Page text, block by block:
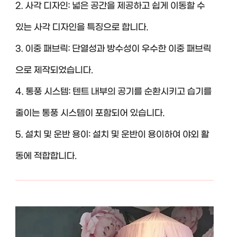
2. 사각 디자인: 넓은 공간을 제공하고 쉽게 이동할 수
있는 사각 디자인을 특징으로 합니다.
3. 이중 패브릭: 단열성과 방수성이 우수한 이중 패브릭
으로 제작되었습니다.
4. 통풍 시스템: 텐트 내부의 공기를 순환시키고 습기를
줄이는 통풍 시스템이 포함되어 있습니다.
5. 설치 및 운반 용이: 설치 및 운반이 용이하여 야외 활
동에 적합합니다.